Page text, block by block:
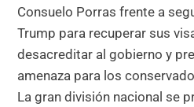
Consuelo Porras frente a
Trump para recuperar sus
desacreditar al gobierno y
amenaza para los
La gran división nacional se